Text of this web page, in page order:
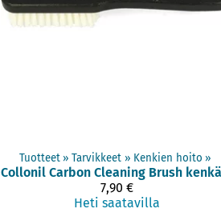
Tuotteet ‪» Tarvikkeet ‪» Kenkien hoito ‪»
Collonil
7,90 €
Heti saatavilla